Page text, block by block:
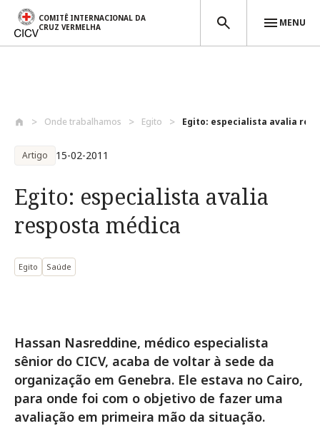
COMITÊ INTERNACIONAL DA
CRUZ VERMELHA
MENU
Onde trabalhamos Egito Egito: especialista avalia
Artigo 15-02-2011
Egito: especialista avalia
resposta médica
Egito Saúde
Hassan Nasreddine, médico especialista
sênior do CICV, acaba de voltar à sede da
organização em Genebra. Ele estava no Cairo,
para onde foi com o objetivo de fazer uma
avaliação em primeira mão da situação.